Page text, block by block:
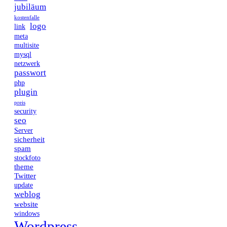
jubiläum
kostenfalle
link logo
meta
multisite
mysql
netzwerk
passwort
php
plugin
preis
security
seo
Server
sicherheit
spam
stockfoto
theme
Twitter
update
weblog
website
windows